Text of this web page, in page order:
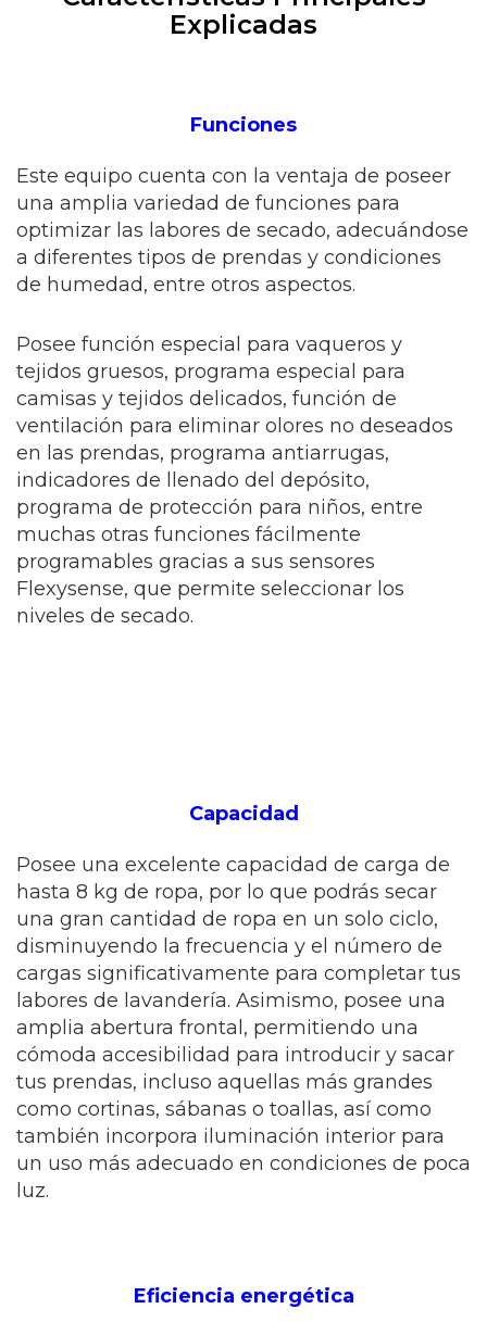
Explicadas
Funciones
Este equipo cuenta con la ventaja de poseer
una amplia variedad de funciones para
optimizar las labores de secado, adecuándose
a diferentes tipos de prendas y condiciones
de humedad, entre otros aspectos.
Posee función especial para vaqueros y
tejidos gruesos, programa especial para
camisas y tejidos delicados, función de
ventilación para eliminar olores no deseados
en las prendas, programa antiarrugas,
indicadores de llenado del depósito,
programa de protección para niños, entre
muchas otras funciones fácilmente
programables gracias a sus sensores
Flexysense, que permite seleccionar los
niveles de secado.
Capacidad
Posee una excelente capacidad de carga de
hasta 8 kg de ropa, por lo que podrás secar
una gran cantidad de ropa en un solo ciclo,
disminuyendo la frecuencia y el número de
cargas significativamente para completar tus
labores de lavandería. Asimismo, posee una
amplia abertura frontal, permitiendo una
cómoda accesibilidad para introducir y sacar
tus prendas, incluso aquellas más grandes
como cortinas, sábanas o toallas, así como
también incorpora iluminación interior para
un uso más adecuado en condiciones de poca
luz.
Eficiencia energética